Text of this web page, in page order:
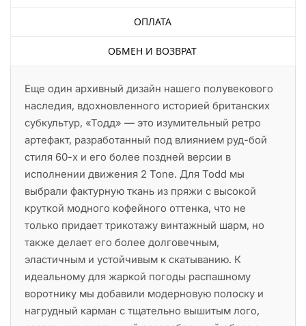
ОПЛАТА
ОБМЕН И ВОЗВРАТ
Еще один архивный дизайн нашего полувекового
наследия, вдохновленного историей британских
субкультур, «Тодд» — это изумительный ретро
артефакт, разработанный под влиянием руд-бой
стиля 60-х и его более поздней версии в
исполнении движения 2 Tone. Для Todd мы
выбрали фактурную ткань из пряжи с высокой
круткой модного кофейного оттенка, что не
только придает трикотажу винтажный шарм, но
также делает его более долговечным,
эластичным и устойчивым к скатыванию. К
идеальному для жаркой погоды распашному
воротнику мы добавили модерновую полоску и
нагрудный карман с тщательно вышитым лого,